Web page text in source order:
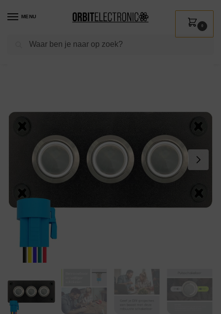
MENU
Zoeken
0
Shop / Kamperen & Outdoor / Bootuitrusting